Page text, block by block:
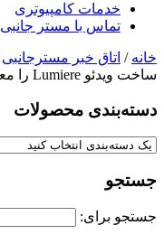
خدمات کامپیوتری
تماس با مستر جانبی
خانه / اتاق خبر مسترجانبی
ساخت ویدئو Lumiere را معرفی کرد
دسته‌بندی‌ محصولات
جستجو
جستجو برای: